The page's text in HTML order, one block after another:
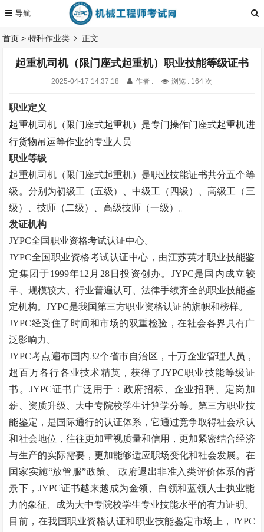
首页 >特种作业类 正文
起重机司机（限门座式起重机）职业技能等级证书
2025-04-17 14:37:18 作者 : 浏览 : 164 次
职业定义
起重机司机（限门座式起重机）是专门操作门座式起重机进
行货物吊运等作业的专业人员
职业等级
起重机司机（限门座式起重机）是职业技能证书共分五个等
级。 分别为初级工（五级）、中级工（四级）、高级工（三
级）、技师（二级）、高级技师（一级）。
发证机构
JYPC全国职业资格考试认证中心。
JYPC全国职业资格考试认证中心，由江苏英才职业技能鉴
定集团于1999年12月28日投资创办。JYPC是国内成立较
早、规模较大、行业普遍认可、法律手续齐全的职业技能鉴
定机构。JYPC是我国第三方职业资格认证的旗帜和榜样。
JYPC经受住了时间和市场的双重检验，在社会各界具有广
泛影响力。
JYPC考点遍布国内32个省市自治区，十万企业管理人员，
超百万各行各业技术精英，获得了JYPC职业技能等级证
书。JYPC证书广泛用于：政府招标、企业招聘、定岗加
薪、资质升级、大中专院校学生计算学分等。第三方职业技
能鉴定，是国际通行的认证体系，它通过竞争取得社会承认
和社会地位，往往更加重视质量和信用，更加紧密结合经济
与生产的实际需要，更加能够适应职场变化和社会发展。在
国家实施“放管服”政策、
政府退出非准入类评价体系的背
景下，JYPC证书越来越成为金领、白领和蓝领人士执业能
力的象征、成为大中专院校学生专业技能水平的有力证明。
目前，在我国职业资格认证和职业技能鉴定市场上， JYPC